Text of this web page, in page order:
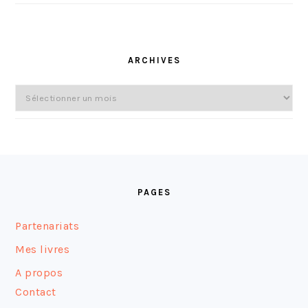
ARCHIVES
Archives
PAGES
Partenariats
Mes livres
A propos
Contact